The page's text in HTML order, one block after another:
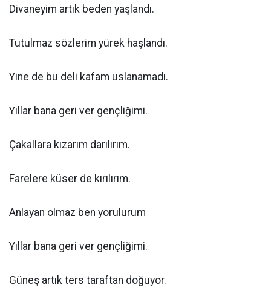
Divaneyim artık beden yaşlandı.
Tutulmaz sözlerim yürek haşlandı.
Yine de bu deli kafam uslanamadı.
Yıllar bana geri ver gençliğimi.
Çakallara kızarım darılırım.
Farelere küser de kırılırım.
Anlayan olmaz ben yorulurum
Yıllar bana geri ver gençliğimi.
Güneş artık ters taraftan doğuyor.